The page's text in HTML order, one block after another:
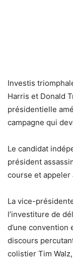
Investis
Harris et Donald
présidentielle
campagne qui
Le candidat
président
course et appeler
La vice-
l’investiture de
d’une
discours
colistier Tim